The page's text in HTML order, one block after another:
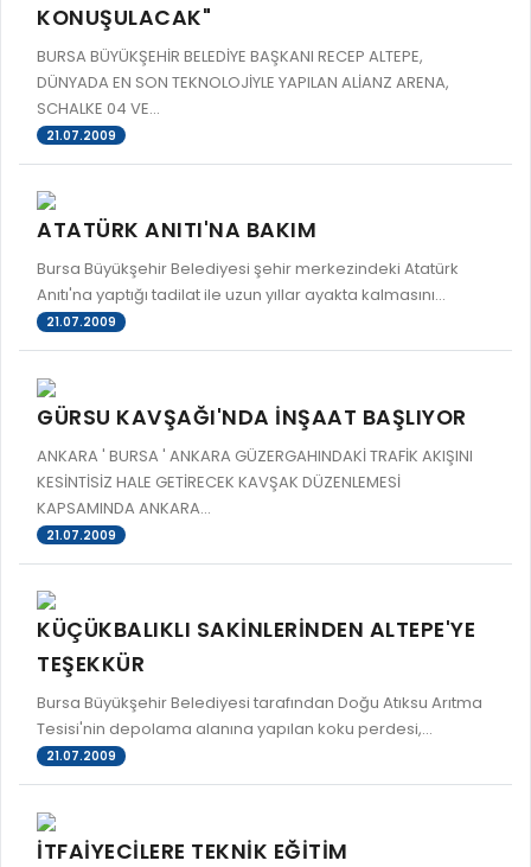
KONUŞULACAK"
BURSA BÜYÜKŞEHİR BELEDİYE BAŞKANI RECEP ALTEPE,
DÜNYADA EN SON TEKNOLOJİYLE YAPILAN ALİANZ ARENA,
SCHALKE 04 VE...
21.07.2009
ATATÜRK ANITI'NA BAKIM
Bursa Büyükşehir Belediyesi şehir merkezindeki Atatürk
Anıtı'na yaptığı tadilat ile uzun yıllar ayakta kalmasını...
21.07.2009
GÜRSU KAVŞAĞI'NDA İNŞAAT BAŞLIYOR
ANKARA ' BURSA ' ANKARA GÜZERGAHINDAKİ TRAFİK AKIŞINI
KESİNTİSİZ HALE GETİRECEK KAVŞAK DÜZENLEMESİ
KAPSAMINDA ANKARA...
21.07.2009
KÜÇÜKBALIKLI SAKİNLERİNDEN ALTEPE'YE
TEŞEKKÜR
Bursa Büyükşehir Belediyesi tarafından Doğu Atıksu Arıtma
Tesisi'nin depolama alanına yapılan koku perdesi,...
21.07.2009
İTFAİYECİLERE TEKNİK EĞİTİM